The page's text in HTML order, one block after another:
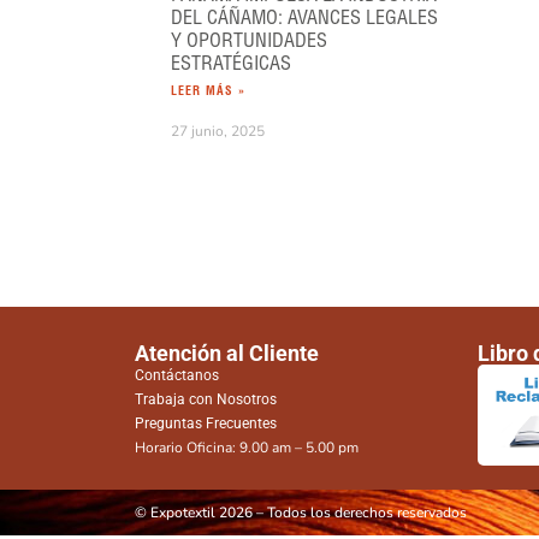
DEL CÁÑAMO: AVANCES LEGALES
Y OPORTUNIDADES
ESTRATÉGICAS
LEER MÁS »
27 junio, 2025
Atención al Cliente
Contáctanos
Trabaja con Nosotros
Preguntas Frecuentes
Horario Oficina: 9.00 am – 5.00 pm
Libro
© Expotextil 2026 – Todos los derechos reservados